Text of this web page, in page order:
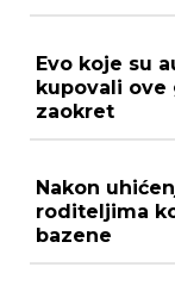
Evo koje su
kupovali
zaokret
Nakon
roditeljima
bazene